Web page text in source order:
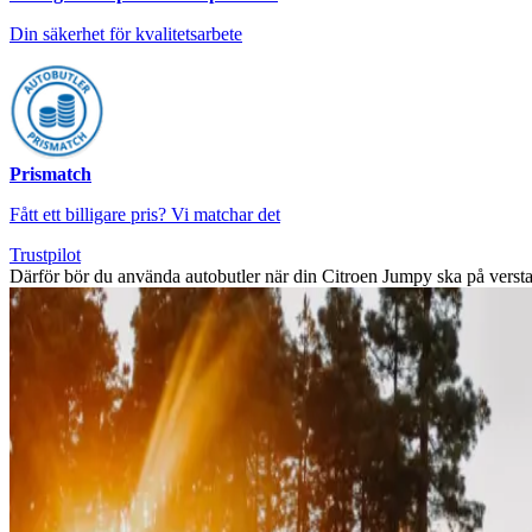
Din säkerhet för kvalitetsarbete
Prismatch
Fått ett billigare pris? Vi matchar det
Trustpilot
Därför bör du använda autobutler när din Citroen Jumpy ska på